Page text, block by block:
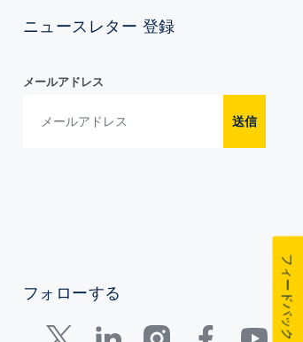
ニュースレター 登録
メールアドレス
送信
フォローする フィードバック